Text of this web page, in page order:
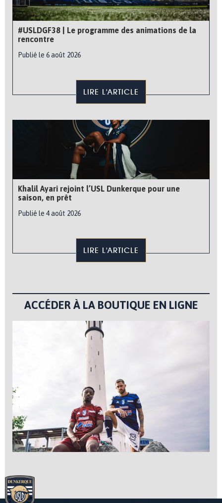
#USLDGF38 | Le programme des animations de la
rencontre
Publié le 6 août 2026
LIRE L'ARTICLE
Khalil Ayari rejoint l’USL Dunkerque pour une
saison, en prêt
Publié le 4 août 2026
LIRE L'ARTICLE
ACCÉDER À LA BOUTIQUE EN LIGNE